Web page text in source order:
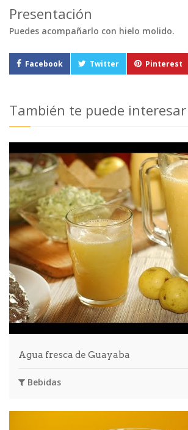
Presentación
Puedes acompañarlo con hielo molido.
Facebook Twitter Pinterest
También te puede interesar
Agua fresca de Guayaba
Bebidas